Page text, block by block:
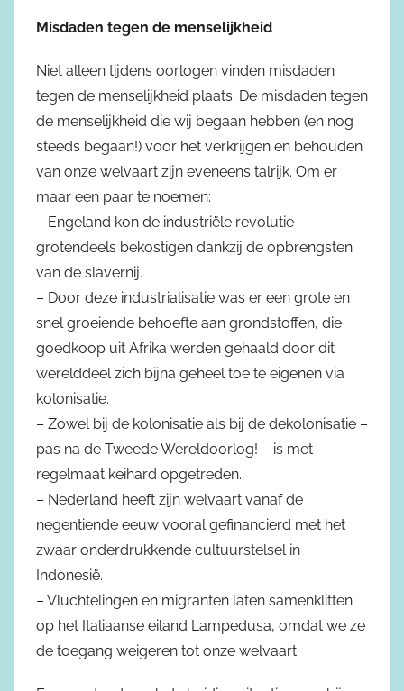
Misdaden tegen de menselijkheid
Niet alleen tijdens oorlogen vinden misdaden
tegen de menselijkheid plaats. De misdaden tegen
de menselijkheid die wij begaan hebben (en nog
steeds begaan!) voor het verkrijgen en behouden
van onze welvaart zijn eveneens talrijk. Om er
maar een paar te noemen:
– Engeland kon de industriële revolutie
grotendeels bekostigen dankzij de opbrengsten
van de slavernij.
– Door deze industrialisatie was er een grote en
snel groeiende behoefte aan grondstoffen, die
goedkoop uit Afrika werden gehaald door dit
werelddeel zich bijna geheel toe te eigenen via
kolonisatie.
– Zowel bij de kolonisatie als bij de dekolonisatie –
pas na de Tweede Wereldoorlog! – is met
regelmaat keihard opgetreden.
– Nederland heeft zijn welvaart vanaf de
negentiende eeuw vooral gefinancierd met het
zwaar onderdrukkende cultuurstelsel in
Indonesië.
– Vluchtelingen en migranten laten samenklitten
op het Italiaanse eiland Lampedusa, omdat we ze
de toegang weigeren tot onze welvaart.